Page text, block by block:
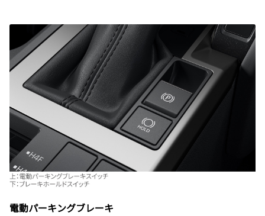
電動パーキングブレーキ